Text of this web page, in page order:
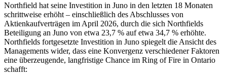
Northfield hat seine Investition in Juno in den letzten 18 Monaten
schrittweise erhöht – einschließlich des Abschlusses von
Aktienkaufverträgen im April 2026, durch die sich Northfields
Beteiligung an Juno von etwa 23,7 % auf etwa 34,7 % erhöhte.
Northfields fortgesetzte Investition in Juno spiegelt die Ansicht des
Managements wider, dass eine Konvergenz verschiedener Faktoren
eine überzeugende, langfristige Chance im Ring of Fire in Ontario
schafft: